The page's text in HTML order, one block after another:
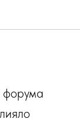
форума